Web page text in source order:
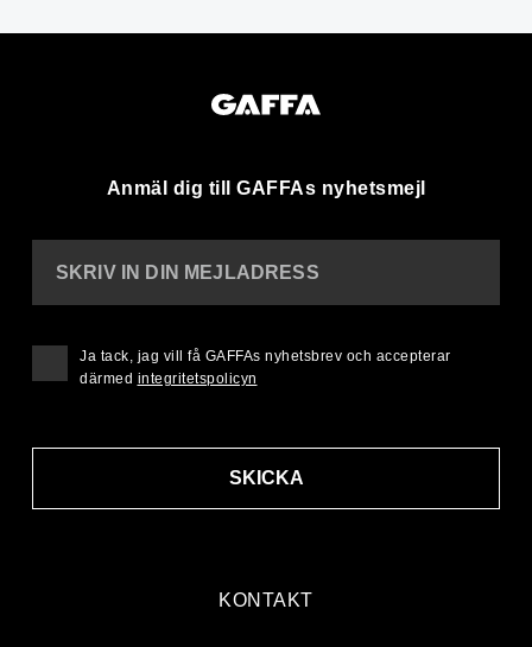
Anmäl dig till GAFFAs nyhetsmejl
KONTAKT
SKRIV IN DIN MEJLADRESS
SKICKA
Ja tack, jag vill få GAFFAs nyhetsbrev och accepterar
därmed integritetspolicyn